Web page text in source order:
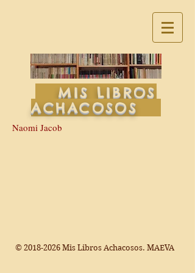
MIS LIBROS
ACHACOSOS
Naomi Jacob
© 2018-2026 Mis Libros Achacosos. MAEVA